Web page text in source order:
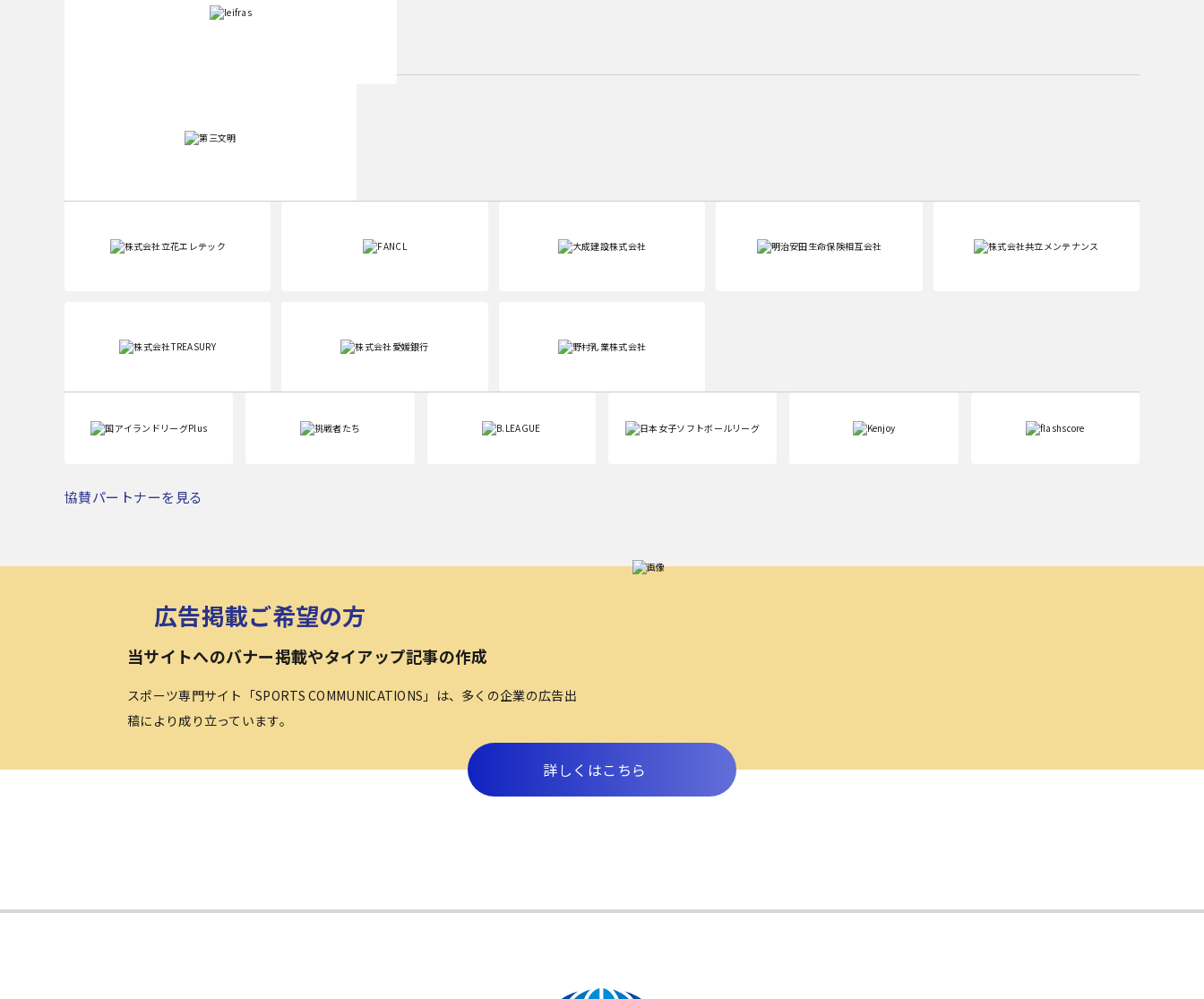
協賛パートナーを見る
広告掲載ご希望の方
当サイトへのバナー掲載やタイアップ記事の作成
スポーツ専門サイト「SPORTS COMMUNICATIONS」は、多くの企業の広告出
稿により成り立っています。
詳しくはこちら